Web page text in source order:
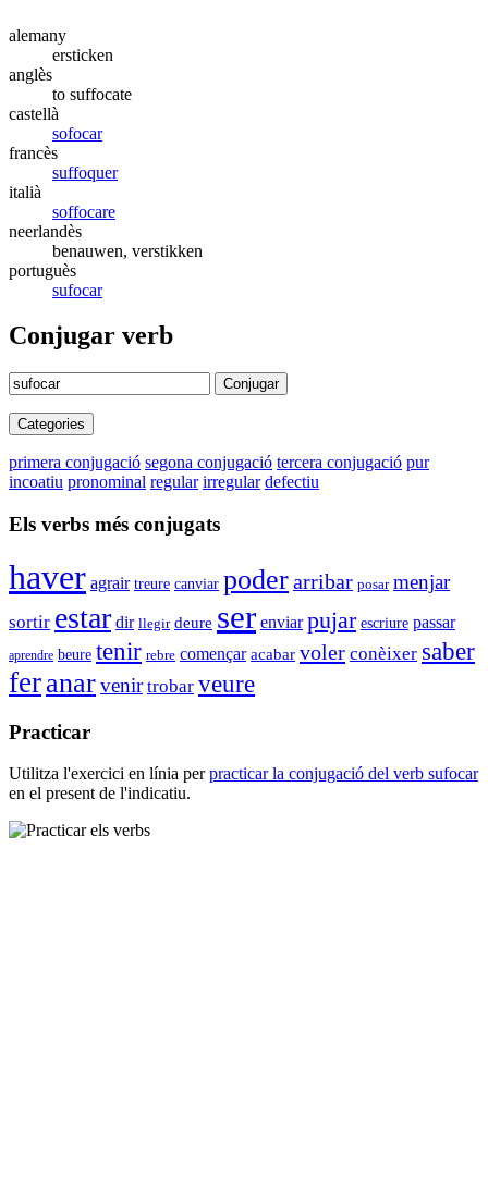
alemany
ersticken
anglès
to suffocate
castellà
sofocar
francès
suffoquer
italià
soffocare
neerlandès
benauwen, verstikken
portuguès
sufocar
Conjugar verb
Conjugar
Categories
primera conjugació segona conjugació tercera conjugació pur
incoatiu pronominal regular irregular defectiu
Els verbs més conjugats
haver agrair treure canviar poderarribar posar menjar
sortir estar dir llegir deure ser enviar pujar escriure passar
aprendre beure tenir rebre començar acabar voler conèixer saber
feranarvenir trobar veure
Practicar
Utilitza l'exercici en línia perpracticar la conjugació del verb sufocar
en el present de l'indicatiu.